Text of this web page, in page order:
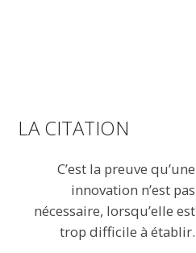
LA CITATION
C’est la preuve qu’une
innovation n’est pas
nécessaire, lorsqu’elle est
trop difficile à établir.